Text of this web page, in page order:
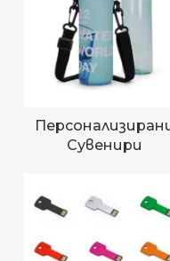
Сувенири